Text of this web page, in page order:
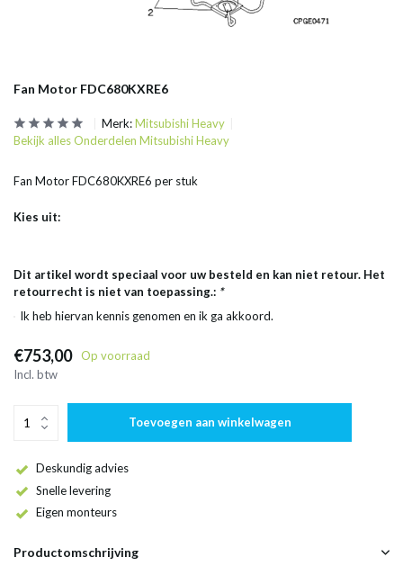
Fan Motor FDC680KXRE6
Merk:Mitsubishi Heavy
Bekijk alles Onderdelen Mitsubishi Heavy
Fan Motor FDC680KXRE6 per stuk
Kies uit:
Dit artikel wordt speciaal voor uw besteld en kan niet retour. Het
retourrecht is niet van toepassing.: *
Ik heb hiervan kennis genomen en ik ga akkoord.
€753,00
Op voorraad
Incl. btw
Toevoegen aan winkelwagen
Deskundig advies
Snelle levering
Eigen monteurs
Productomschrijving